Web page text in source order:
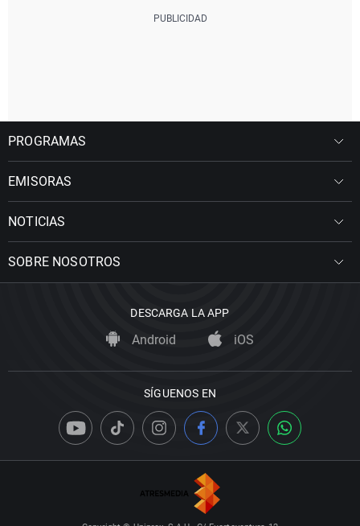
PROGRAMAS
EMISORAS
NOTICIAS
SOBRE NOSOTROS
DESCARGA LA APP
Android iOS
SÍGUENOS EN